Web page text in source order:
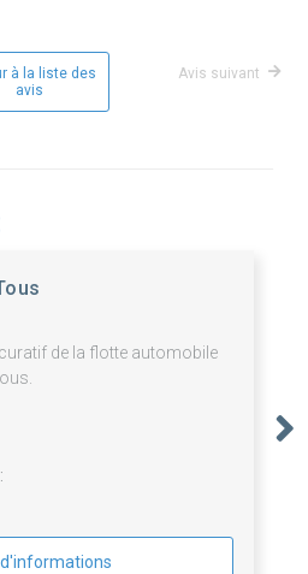
à la liste des
avis
Avis suivant
de la flotte automobile
d'informations